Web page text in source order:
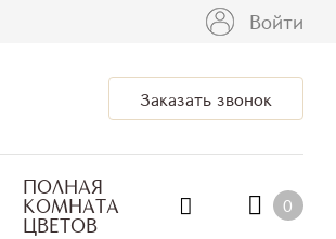
Войти
Заказать звонок
ПОЛНАЯ
КОМНАТА
ЦВЕТОВ
0